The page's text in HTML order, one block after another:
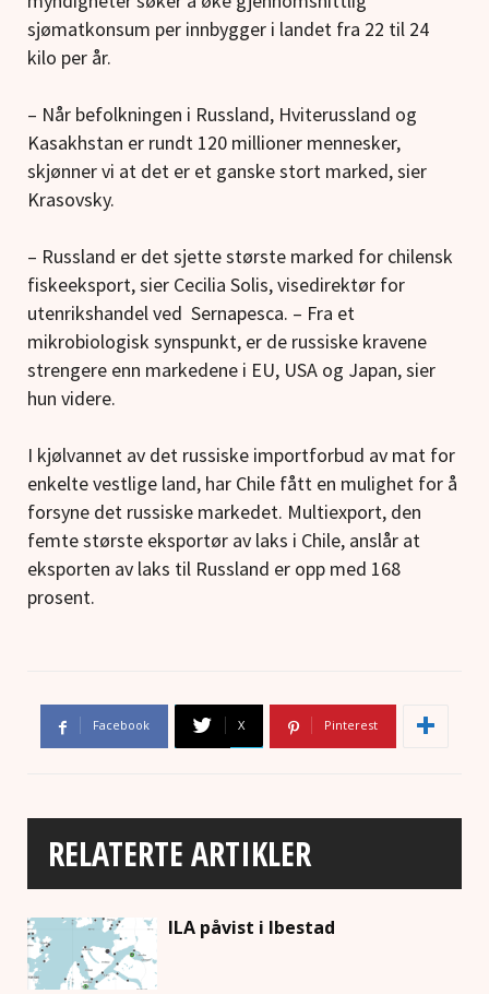
sjømatkonsum per innbygger i landet fra 22 til 24
kilo per år.
– Når befolkningen i Russland, Hviterussland og
Kasakhstan er rundt 120 millioner mennesker,
skjønner vi at det er et ganske stort marked, sier
Krasovsky.
– Russland er det sjette største marked for chilensk
fiskeeksport, sier Cecilia Solis, visedirektør for
utenrikshandel ved Sernapesca. – Fra et
mikrobiologisk synspunkt, er de russiske kravene
strengere enn markedene i EU, USA og Japan, sier
hun videre.
I kjølvannet av det russiske importforbud av mat for
enkelte vestlige land, har Chile fått en mulighet for å
forsyne det russiske markedet. Multiexport, den
femte største eksportør av laks i Chile, anslår at
eksporten av laks til Russland er opp med 168
prosent.
Facebook X Pinterest
RELATERTE ARTIKLER
ILA påvist i Ibestad